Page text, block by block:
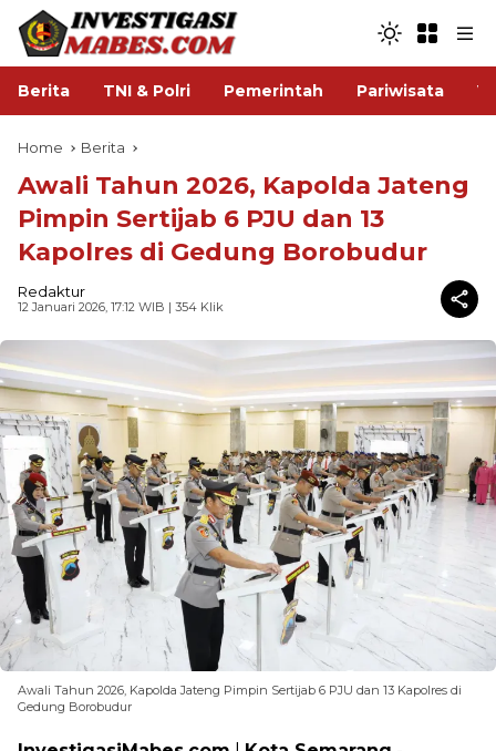
Berita TNI & Polri Pemerintah Pariwisata
Home Berita
Awali Tahun 2026, Kapolda Jateng
Pimpin Sertijab 6 PJU dan 13
Kapolres di Gedung Borobudur
Redaktur
12 Januari 2026, 17:12 WIB | 354 Klik
Awali Tahun 2026, Kapolda Jateng Pimpin Sertijab 6 PJU dan 13 Kapolres di
Gedung Borobudur